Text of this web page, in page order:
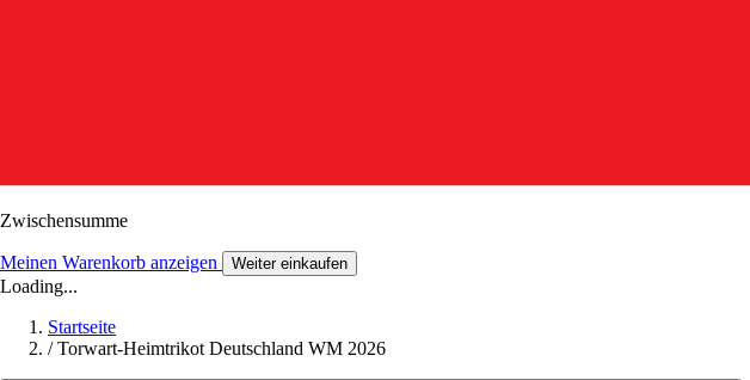
Zwischensumme
Meinen Warenkorb anzeigen Weiter einkaufen
Loading...
Startseite
/ Torwart-Heimtrikot Deutschland WM 2026